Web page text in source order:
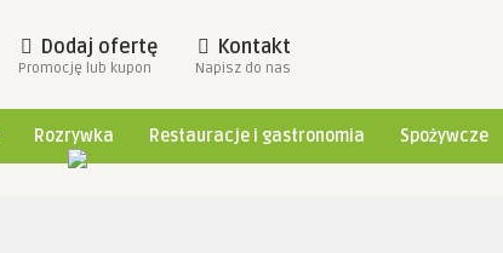
Dodaj ofertę
Promocję lub kupon
Kontakt
Napisz do nas
Rozrywka Restauracje i gastronomia Spożywcze